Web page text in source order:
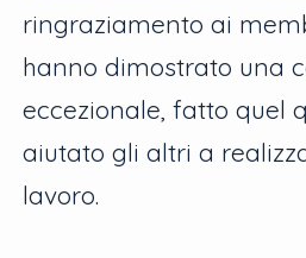
ringraziamento ai
hanno dimostrato una
eccezionale, fatto quel
aiutato gli altri a
lavoro.